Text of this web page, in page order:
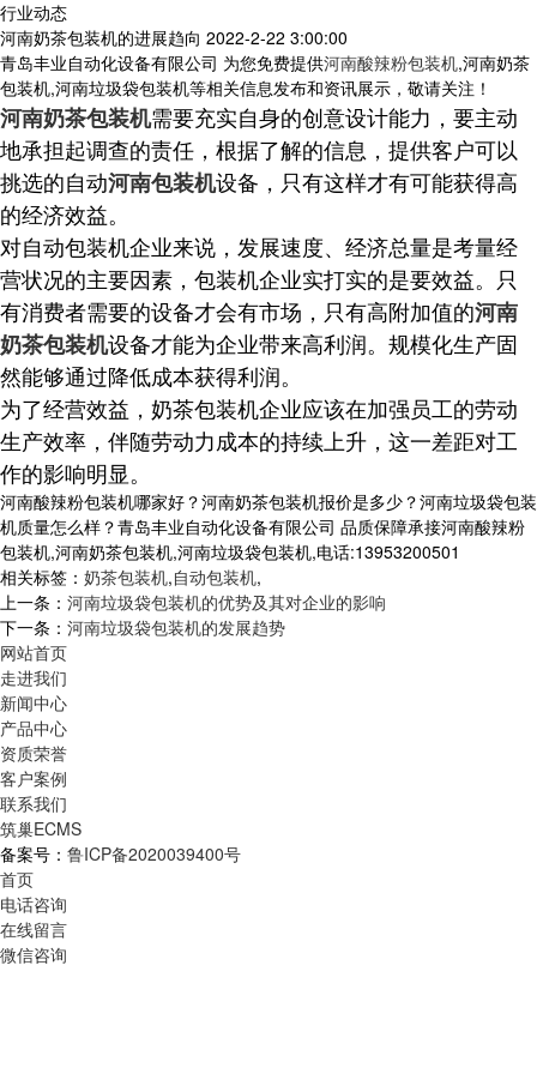
行业动态
河南奶茶包装机的进展趋向 2022-2-22 3:00:00
青岛丰业自动化设备有限公司 为您免费提供河南酸辣粉包装机,河南奶茶
包装机,河南垃圾袋包装机等相关信息发布和资讯展示，敬请关注！
河南奶茶包装机需要充实自身的创意设计能力，要主动
地承担起调查的责任，根据了解的信息，提供客户可以
挑选的自动河南包装机设备，只有这样才有可能获得高
的经济效益。
对自动包装机企业来说，发展速度、经济总量是考量经
营状况的主要因素，包装机企业实打实的是要效益。只
有消费者需要的设备才会有市场，只有高附加值的河南
奶茶包装机设备才能为企业带来高利润。规模化生产固
然能够通过降低成本获得利润。
为了经营效益， 奶茶包装机企业应该在加强员工的劳动
生产效率，伴随劳动力成本的持续上升，这一差距对工
作的影响明显。
河南酸辣粉包装机哪家好？河南奶茶包装机报价是多少？河南垃圾袋包装
机质量怎么样？青岛丰业自动化设备有限公司 品质保障承接河南酸辣粉
包装机,河南奶茶包装机,河南垃圾袋包装机,电话:13953200501
相关标签： 奶茶包装机,自动包装机,
上一条： 河南垃圾袋包装机的优势及其对企业的影响
下一条： 河南垃圾袋包装机的发展趋势
网站首页
走进我们
新闻中心
产品中心
资质荣誉
客户案例
联系我们
筑巢ECMS
备案号： 鲁ICP备2020039400号
首页
电话咨询
在线留言
微信咨询